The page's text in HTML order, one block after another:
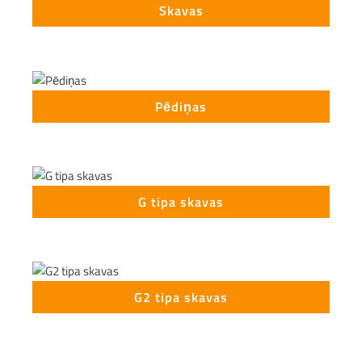
Skavas
Pēdiņas
G tipa skavas
G2 tipa skavas